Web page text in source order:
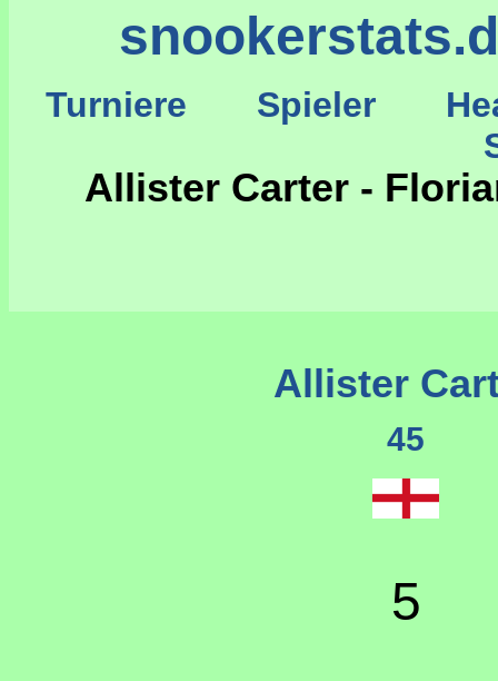
Turniere Spieler
Allister Carter -
Allister
45
5